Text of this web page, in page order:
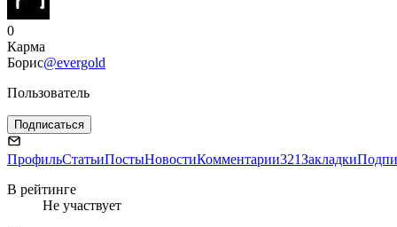
0
Карма
Борис@evergold
Пользователь
Подписаться
ПрофильСтатьиПостыНовостиКомментарии321Закладки
В рейтинге
Не участвует